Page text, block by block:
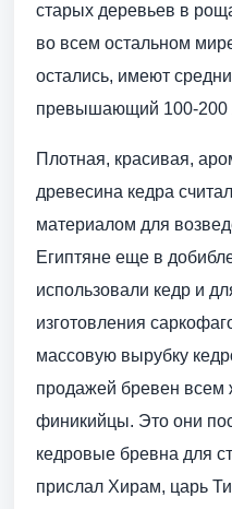
старых деревьев в
во всем остальном
остались, имеют
превышающий 100-200
Плотная, красивая,
древесина кедра
материалом для
Египтяне еще в
использовали кедр и
изготовления
массовую вырубку
продажей бревен
финикийцы. Это они
кедровые бревна для
прислал Хирам, царь